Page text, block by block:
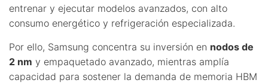
entrenar y ejecutar modelos avanzados, con alto
consumo energético y refrigeración especializada.
Por ello, Samsung concentra su inversión en nodos de
2 nm y empaquetado avanzado, mientras amplía
capacidad para sostener la demanda de memoria HBM